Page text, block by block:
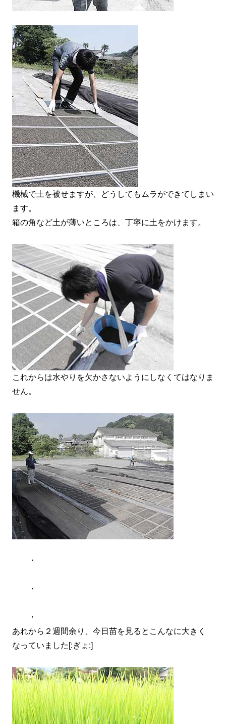
機械で土を被せますが、どうしてもムラができてしまい
ます。
箱の角など土が薄いところは、丁寧に土をかけます。
これからは水やりを欠かさないようにしなくてはなりま
せん。
・
・
・
あれから２週間余り、今日苗を見るとこんなに大きく
なっていました[:ぎょ:]